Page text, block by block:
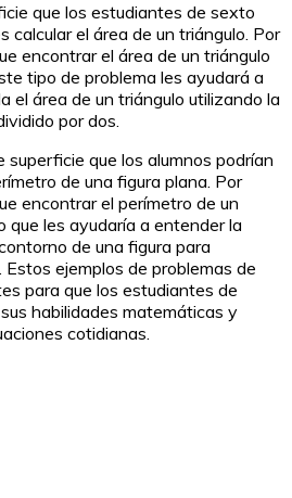
que los estudiantes de sexto
calcular el área de un triángulo. Por
encontrar el área de un triángulo
tipo de problema les ayudará a
el área de un triángulo utilizando la
por dos.
superficie que los alumnos podrían
de una figura plana. Por
encontrar el perímetro de un
que les ayudaría a entender la
de una figura para
ejemplos de problemas de
para que los estudiantes de
habilidades matemáticas y
cotidianas.